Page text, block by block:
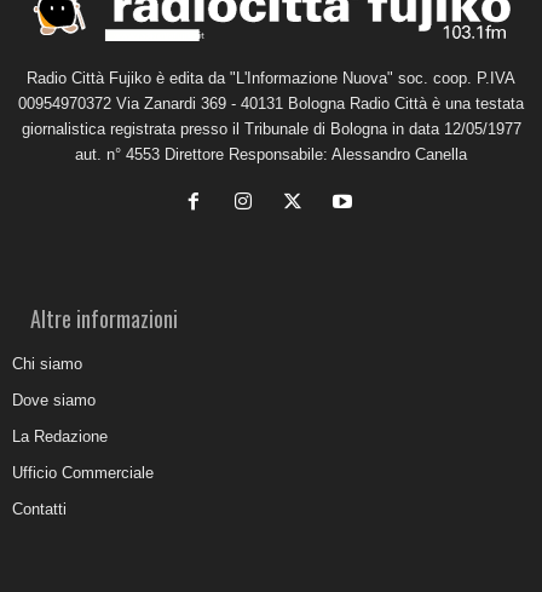
Radio Città Fujiko è edita da "L'Informazione Nuova" soc. coop. P.IVA
00954970372 Via Zanardi 369 - 40131 Bologna Radio Città è una testata
giornalistica registrata presso il Tribunale di Bologna in data 12/05/1977
aut. n° 4553 Direttore Responsabile: Alessandro Canella
Altre informazioni
Chi siamo
Dove siamo
La Redazione
Ufficio Commerciale
Contatti